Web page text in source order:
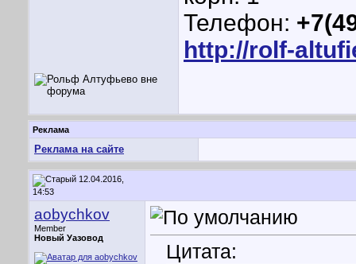
Телефон:
http://rolf-
Реклама
Реклама на сайте
12.04.2016,
14:53
aobychkov
Member
Новый Уазовод
Цитата: